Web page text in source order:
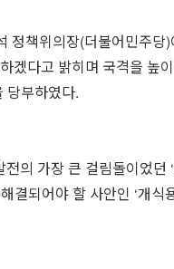
정책위의장(더불어민주당
겠다고 밝히며 국격을 높
당부하였다.
의 가장 큰 걸림돌이었던
되어야 할 사안인 ‘개식